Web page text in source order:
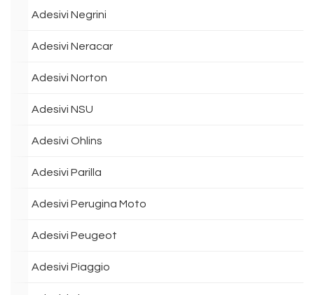
Adesivi Negrini
Adesivi Neracar
Adesivi Norton
Adesivi NSU
Adesivi Ohlins
Adesivi Parilla
Adesivi Perugina Moto
Adesivi Peugeot
Adesivi Piaggio